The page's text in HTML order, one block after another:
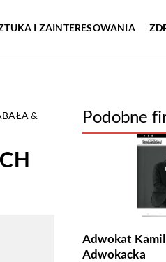
I ZAINTERESOWANIA
&
Podobne
Adwokat
Adwokacka